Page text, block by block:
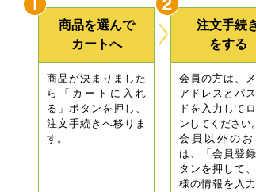
商品を選んで
カートへ
商品が決まりました
ら「カートに入れ
る」ボタンを押し、
注文手続きへ移りま
す。
注文手続
をする
会員の方は、
アドレスとパ
ドを入力して
ンしてください。
会員以外のお
は、「会員登
タンを押して
様の情報を入